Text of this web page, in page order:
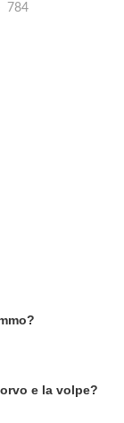
784
e la volpe?